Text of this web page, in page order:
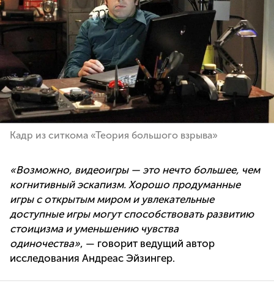
Кадр из ситкома «Теория большого взрыва»
«Возможно, видеоигры — это нечто большее, чем
когнитивный эскапизм. Хорошо продуманные
игры с открытым миром и увлекательные
доступные игры могут способствовать развитию
стоицизма и уменьшению чувства
одиночества», — говорит ведущий автор
исследования Андреас Эйзингер.